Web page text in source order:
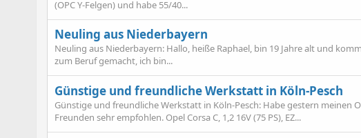
(OPC Y-Felgen) und habe 55/40...
Neuling aus Niederbayern
Neuling aus Niederbayern: Hallo, heiße Raphael, bin 19 Jahre alt und
zum Beruf gemacht, ich bin...
Günstige und freundliche Werkstatt in Köln-Pesch
Günstige und freundliche Werkstatt in Köln-Pesch: Habe gestern meinen
Freunden sehr empfohlen. Opel Corsa C, 1,2 16V (75 PS), EZ...